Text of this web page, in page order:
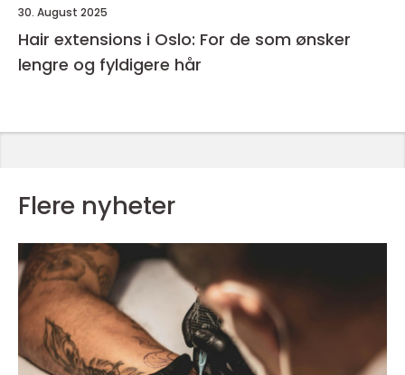
30. August 2025
Hair extensions i Oslo: For de som ønsker
lengre og fyldigere hår
Flere nyheter